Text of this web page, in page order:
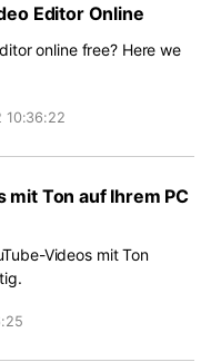
Editor Online
online free? Here we
10:36:22
mit Ton auf Ihrem PC
Videos mit Ton